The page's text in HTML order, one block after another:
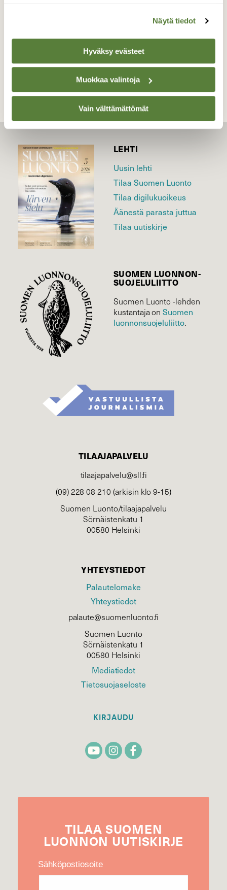
Näytä tiedot
Hyväksy evästeet
Muokkaa valintoja
Vain välttämättömät
TAKAISIN LISTAAN
LEHTI
Uusin lehti
Tilaa Suomen Luonto
Tilaa digilukuoikeus
Äänestä parasta juttua
Tilaa uutiskirje
SUOMEN LUONNON­
SUOJELU­LIITTO
Suomen Luonto -lehden
kustantaja onSuomen
luonnonsuojelu­liitto.
TILAAJAPALVELU
tilaajapalvelu@sll.fi
(09) 228 08 210 (arkisin klo 9-15)
Suomen Luonto/tilaajapalvelu
Sörnäistenkatu 1
00580 Helsinki
YHTEYSTIEDOT
Palautelomake
Yhteystiedot
palaute@suomenluonto.fi
Suomen Luonto
Sörnäistenkatu 1
00580 Helsinki
Mediatiedot
Tietosuojaseloste
KIRJAUDU
TILAA SUOMEN
LUONNON UUTIS­KIRJE
Sähköpostiosoite